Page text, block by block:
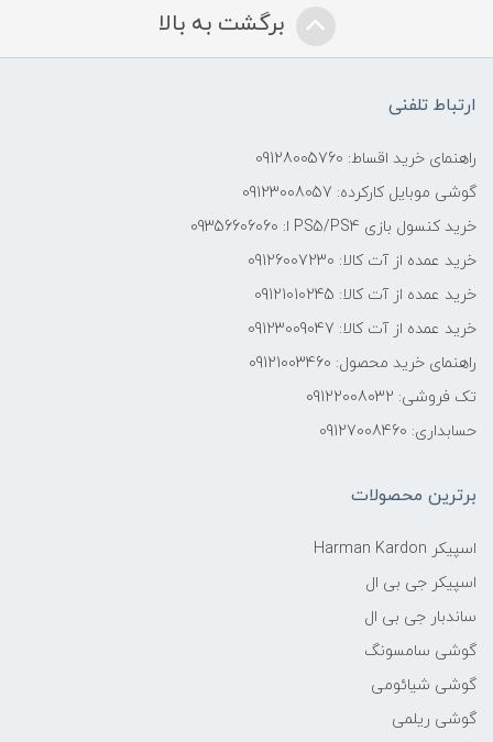
برگشت به بالا
ارتباط تلفنی
راهنمای خرید اقساط: 09128005760
گوشی موبایل کارکرده: 09123008057
خرید کنسول بازی PS5/PS4 ا: 09356606060
خرید عمده از آت کالا: 09126007230
خرید عمده از آت کالا: 09121010245
خرید عمده از آت کالا: 09123009047
راهنمای خرید محصول: 09121003460
تک فروشی: 09122008032
حسابداری: 09127008460
برترین محصولات
اسپیکر Harman Kardon
اسپیکر جی بی ال
ساندبار جی بی ال
گوشی سامسونگ
گوشی شیائومی
گوشی ریلمی